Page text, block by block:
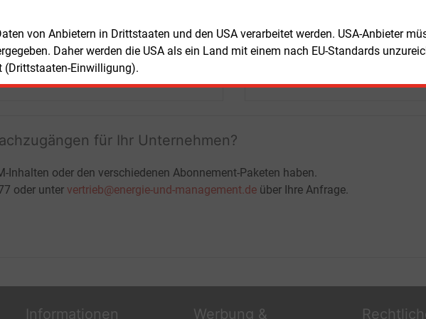
von Anbietern in Drittstaaten und den USA verarbeitet werden. USA-Anbieter
Daher werden die USA als ein Land mit einem nach EU-Standards
(Drittstaaten-Einwilligung).
+ einmal täglich E&M daily
+ zwei Ausgaben der Zeitung E&M
ohne automatische Verlängerung
JETZT KOSTENLOS TESTEN
für Ihr Unternehmen?
Inhalten oder den verschiedenen Abonnement-Paketen haben.
oder unter vertrieb@energie-und-management.de über Ihre Anfrage.
Informationen Werbung &